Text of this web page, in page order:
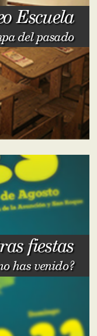
Escuela
del pasado
fiestas
has venido?